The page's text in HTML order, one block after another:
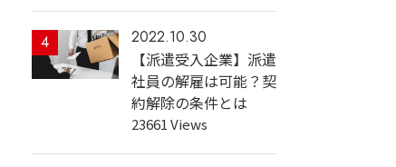
4 2022.10.30
【派遣受入企業】派遣
社員の解雇は可能？契
約解除の条件とは
23661 Views